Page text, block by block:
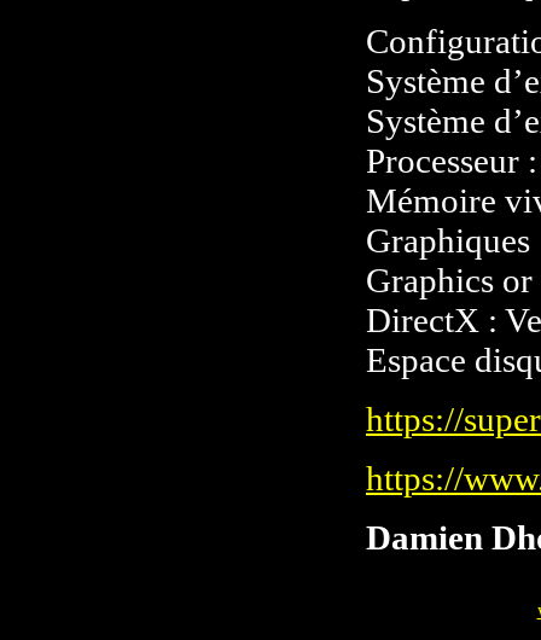
Système
Système
Processeur
Mémoire
Graphics
DirectX :
Espace
https://
https://
Damien